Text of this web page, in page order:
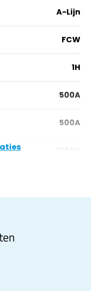
A-Lijn
FCW
1H
500A
500A